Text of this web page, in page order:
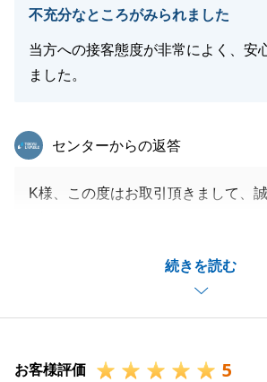
不充分なところがみられました
当方への接客態度が非常によく、安
ました。
続きを読む
東急リバブル
センターからの返答
K様、この度はお取引頂きまして、
誤認していた部分があったため、学
ただきました。
す。
お客様評価 5